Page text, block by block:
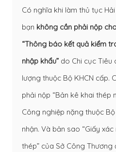
Có nghĩa khi làm thủ tục
bạn không cần phải nộp
“Thông báo kết quả kiểm
nhập khẩu” do Chi cục Tiêu
lượng thuộc Bộ KHCN cấp.
phải nộp “Bản kê khai thép
Công nghiệp nặng thuộc
nhận. Và bản sao “Giấy
thép” của Sở Công